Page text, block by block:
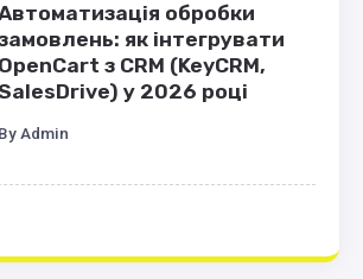
обробки
як інтегрувати
OpenCart з CRM (KeyCRM,
у 2026 році
ByAdmin